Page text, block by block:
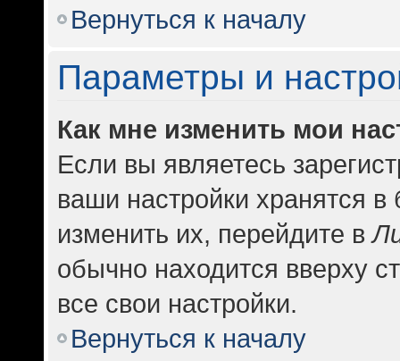
Вернуться к началу
Параметры и
Как мне изменить мои
Если вы являетесь
ваши настройки хранятся
изменить их, перейдите в
обычно находится вверху
все свои настройки.
Вернуться к началу